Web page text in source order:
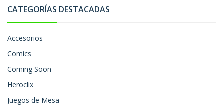
CATEGORÍAS DESTACADAS
Accesorios
Comics
Coming Soon
Heroclix
Juegos de Mesa